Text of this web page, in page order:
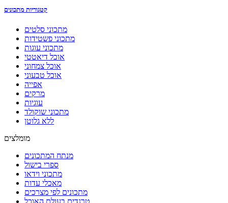
קטגוריות מתכונים
מתכוני סלטים
מתכוני פשטידות
מתכוני עוגות
אוכל דיאטטי
אוכל צמחוני
אוכל טבעוני
אפייה
מרקים
עוגיות
מתכוני שוקולד
ללא גלוטן
מומלצים
מנתח המתכונים
ספרי בישול
מתכוני וידאו
מאכלי עדות
מתכונים לפי מצרכים